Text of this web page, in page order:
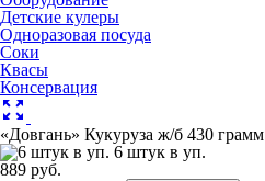
Детские кулеры
Одноразовая посуда
Соки
Квасы
Консервация
zoom_out_map
«Довгань» Кукуруза ж/б 430 грамм
6 штук в уп.
889 руб.